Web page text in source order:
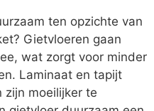
ten opzichte van
Gietvloeren gaan
wat zorgt voor minder
Laminaat en tapijt
zijn moeilijker te